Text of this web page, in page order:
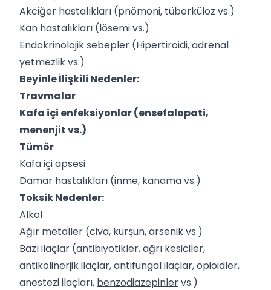
Akciğer hastalıkları (pnömoni, tüberküloz vs.)
Kan hastalıkları (lösemi vs.)
Endokrinolojik sebepler (Hipertiroidi, adrenal
yetmezlik vs.)
Beyinle İlişkili Nedenler:
Travmalar
Kafa içi enfeksiyonlar (ensefalopati,
menenjit vs.)
Tümör
Kafa içi apsesi
Damar hastalıkları (inme, kanama vs.)
Toksik Nedenler:
Alkol
Ağır metaller (civa, kurşun, arsenik vs.)
Bazı ilaçlar (antibiyotikler, ağrı kesiciler,
antikolinerjik ilaçlar, antifungal ilaçlar, opioidler,
anestezi ilaçları, benzodiazepinlervs.)